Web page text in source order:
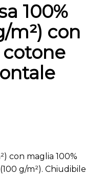
100%
m²) con
cotone
con maglia 100%
g/m²). Chiudibile